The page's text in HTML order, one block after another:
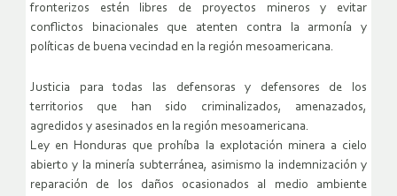
fronterizos estén libres de proyectos mineros y evitar
conflictos binacionales que atenten contra la armonía y
políticas de buena vecindad en la región mesoamericana.
Justicia para todas las defensoras y defensores de los
territorios que han sido criminalizados, amenazados,
agredidos y asesinados en la región mesoamericana.
Ley en Honduras que prohíba la explotación minera a cielo
abierto y la minería subterránea, asimismo la indemnización y
reparación de los daños ocasionados al medio ambiente